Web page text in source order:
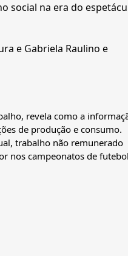
social na era do
e Gabriela Raulino e
revela como a
de produção e consumo.
trabalho não remunerado
nos campeonatos de